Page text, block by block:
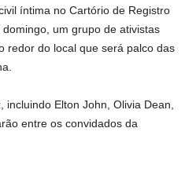
íntima no Cartório de Registro
um grupo de ativistas
redor do local que será palco das
Elton John, Olivia Dean,
entre os convidados da